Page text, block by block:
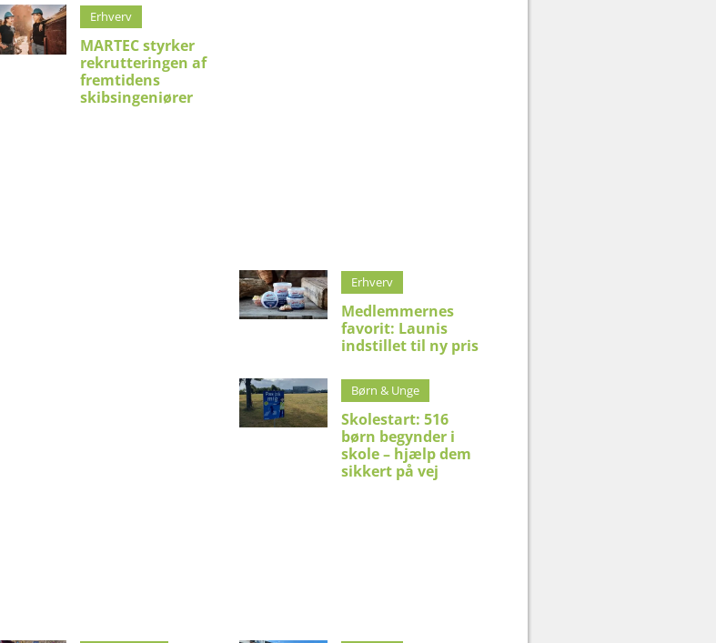
Erhverv
MARTEC styrker
rekrutteringen af
fremtidens
skibsingeniører
Erhverv
Medlemmernes
favorit: Launis
indstillet til ny pris
Børn & Unge
Skolestart: 516
børn begynder i
skole – hjælp dem
sikkert på vej